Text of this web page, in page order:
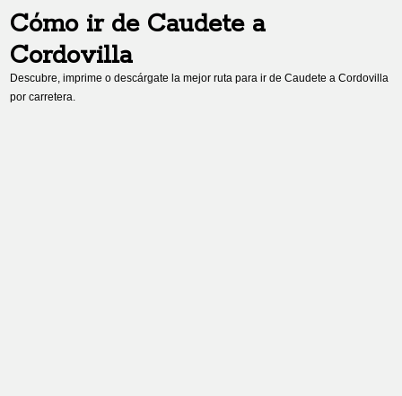
Cómo ir de Caudetea
Cordovilla
Descubre, imprime o descárgate la mejor ruta para ir deCaudete aCordovilla
por carretera.